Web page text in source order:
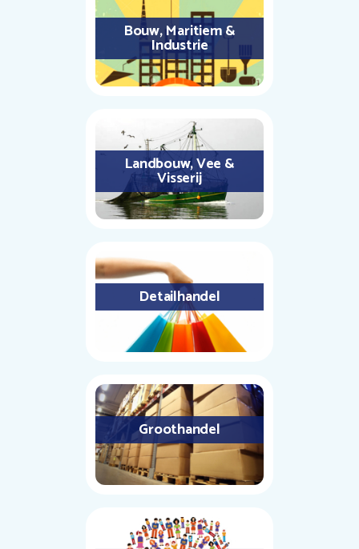
Bouw, Maritiem &
Industrie
Landbouw, Vee &
Visserij
Detailhandel
Groothandel